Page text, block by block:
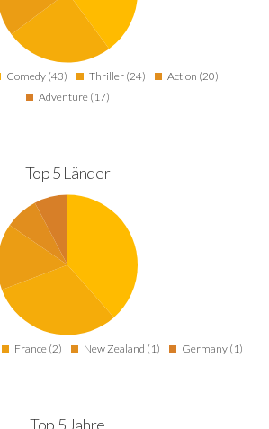
Comedy (43) Thriller (24)
Action (20)
Adventure (17)
Top 5 Länder
France (2) New Zealand (1) Germany (1)
Top 5 Jahre